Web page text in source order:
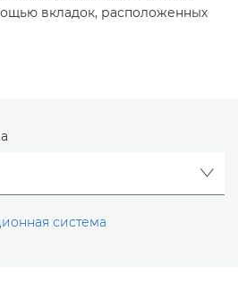
вкладок, расположенных
система